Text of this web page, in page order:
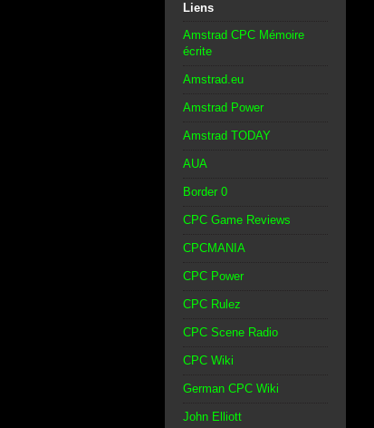
Liens
Amstrad CPC Mémoire
écrite
Amstrad.eu
Amstrad Power
Amstrad TODAY
AUA
Border 0
CPC Game Reviews
CPCMANIA
CPC Power
CPC Rulez
CPC Scene Radio
CPC Wiki
German CPC Wiki
John Elliott